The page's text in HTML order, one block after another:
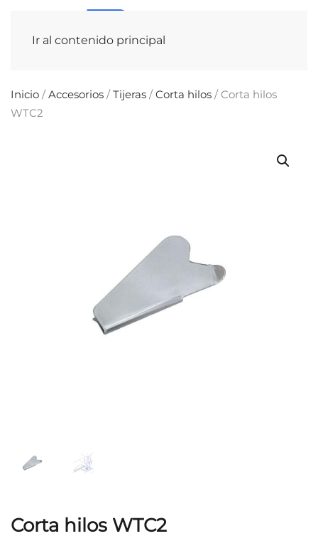
Ir al contenido principal
Inicio /Accesorios /Tijeras /Corta hilos / Corta hilos
WTC2
Corta hilos WTC2